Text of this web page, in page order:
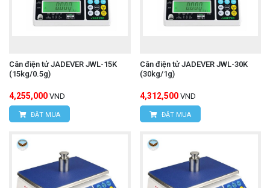
Cân điện tử JADEVER JWL-15K
(15kg/0.5g)
4,255,000 VND
ĐẶT MUA
Cân điện tử JADEVER JWL-30K
(30kg/1g)
4,312,500 VND
ĐẶT MUA